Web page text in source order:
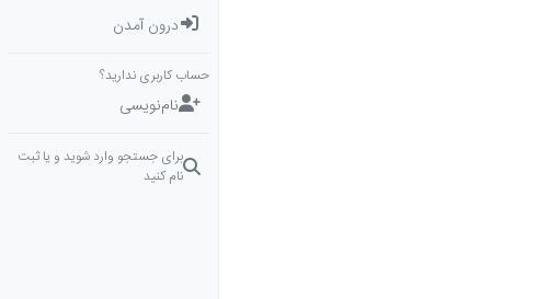
درون آمدن
حساب کاربری ندارید؟
نام‌نویسی
برای جستجو وارد شوید و یا ثبت
نام کنید